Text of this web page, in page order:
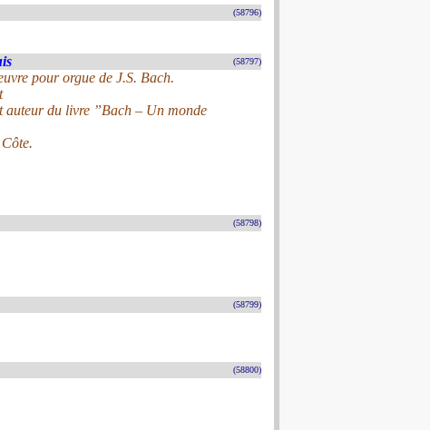
(58796)
(58797)
pour orgue de J.S. Bach.
auteur du livre ”Bach – Un monde
(58798)
(58799)
(58800)